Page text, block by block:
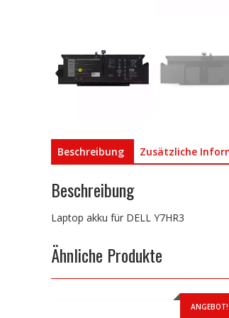
Beschreibung Zusätzliche
Beschreibung
Laptop akku für DELL Y7HR3
Ähnliche Produkte
ANGEBOT!